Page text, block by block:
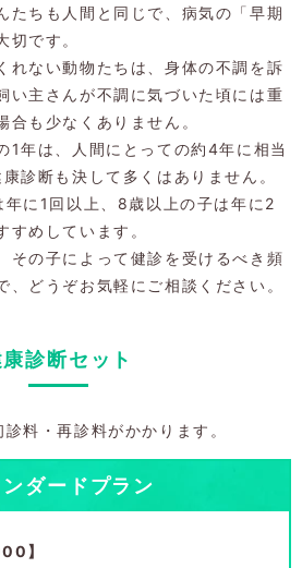
たちも人間と同じで、病気の「早期
切です。
れない動物たちは、身体の不調を訴
い主さんが不調に気づいた頃には重
も少なくありません。
1年は、人間にとっての約4年に相当
診断も決して多くはありません。
に1回以上、8歳以上の子は年に2
すめしています。
その子によって健診を受けるべき頻
、どうぞお気軽にご相談ください。
診断セット
料・再診料がかかります。
ダードプラン
】